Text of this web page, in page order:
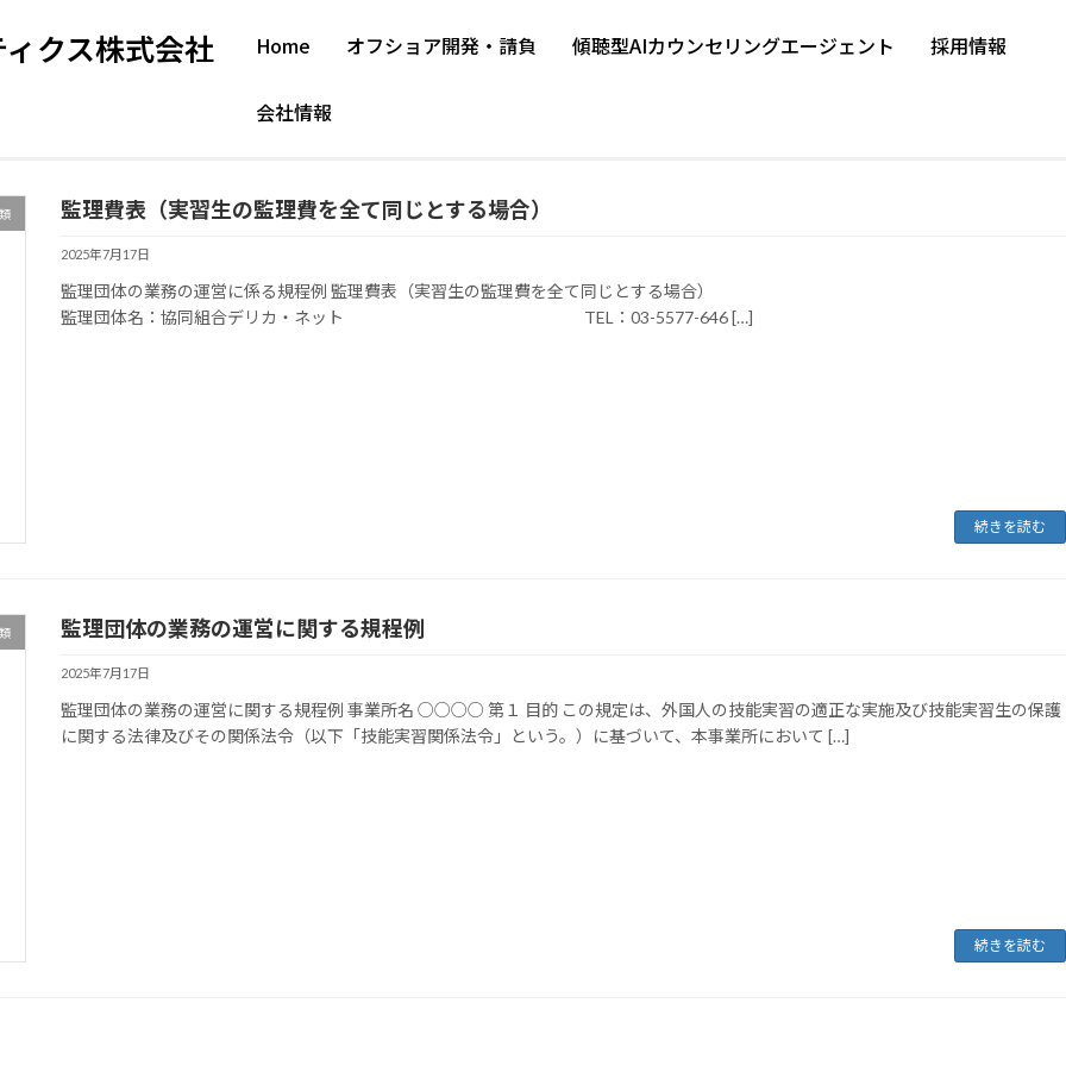
クス株式会社 Home オフショア開発・請負 傾聴型AIカウンセリングエージェント 採用情報
会社情報
監理費表（実習生の監理費を全て同じとする場合）
2025年7月17日
監理団体の業務の運営に係る規程例 監理費表（実習生の監理費を全て同じとする場合）
監理団体名：協同組合デリカ・ネット TEL：03-5577-646 […]
続きを読む
監理団体の業務の運営に関する規程例
2025年7月17日
監理団体の業務の運営に関する規程例 事業所名 ○○○○ 第１ 目的 この規定は、外国人の技能実習の適正な実施及び技能実習生の保護
に関する法律及びその関係法令（以下「技能実習関係法令」という。）に基づいて、本事業所において […]
続きを読む